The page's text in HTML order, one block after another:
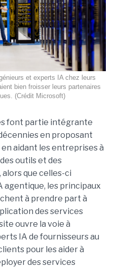
et experts IA chez leurs
bien froisser leurs partenaires
(Crédit Microsoft)
font partie intégrante
en proposant
aidant les entreprises à
outils et des
alors que celles-ci
agentique, les principaux
à prendre part à
des services
ouvre la voie à
IA de fournisseurs au
pour les aider à
des services